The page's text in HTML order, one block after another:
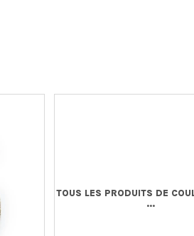
TOUS LES PRODUITS DE
...